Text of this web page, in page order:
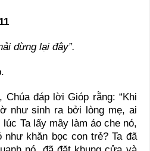
dừng lại đây”.
đáp lời Gióp rằng: “Khi
như sinh ra bởi lòng mẹ, ai
Ta lấy mây làm áo che nó,
khăn bọc con trẻ? Ta đã